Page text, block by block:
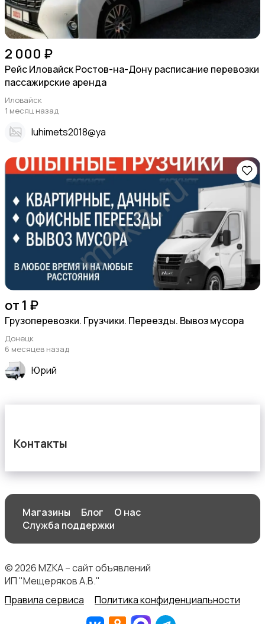
2 000 ₽
Рейс Иловайск Ростов-на-Дону расписание перевозки
пассажирские аренда
Иловайск
1 месяц назад
Iuhimets2018@ya
от 1 ₽
Грузоперевозки. Грузчики. Переезды. Вывоз мусора
Донецк
6 месяцев назад
Юрий
Контакты
Магазины Блог
О нас
Служба поддержки
© 2026 MZKA – сайт объявлений
ИП "Мещеряков А.В."
Правила сервиса
Политика конфиденциальности